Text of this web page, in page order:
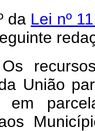
da Lei nº
União
em